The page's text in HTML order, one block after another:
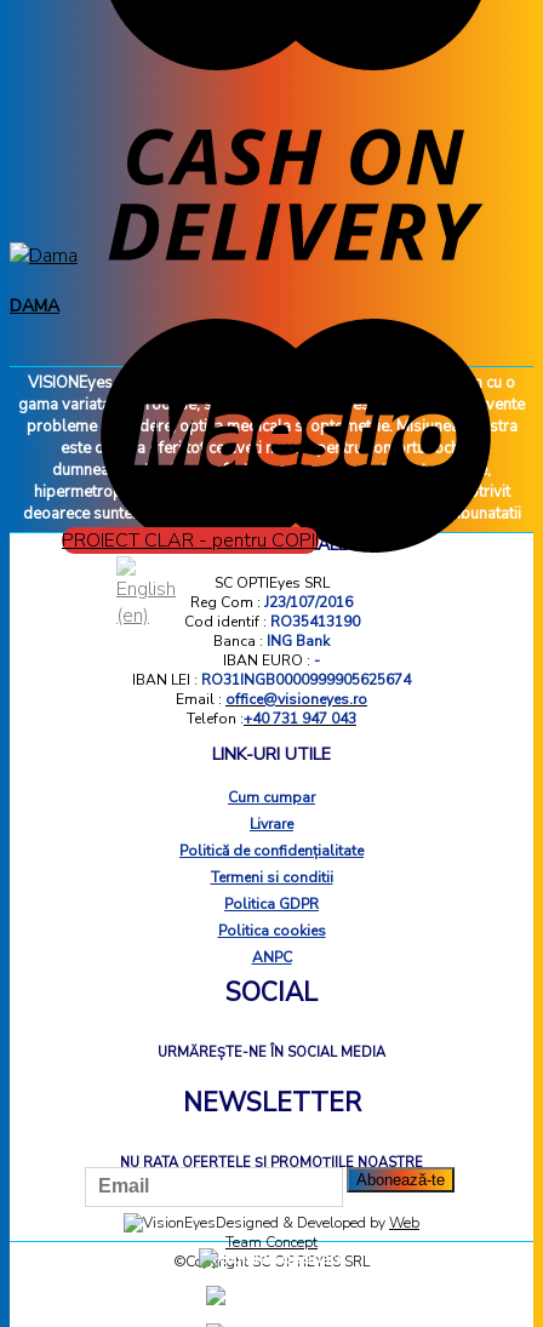
PROIECT CLAR - pentru COPII
DAMA
58 PRODUSE
VISIONEyes are o experienta in domeniul optici si va intampinam cu o
gama variata de produse, servicii si informatii despre cele mai frecvente
probleme de vedere, optica medicala si optometrie. Misiunea noastra
este de a va oferi tot ce aveti nevoie pentru confortul ochilor
dumneavoastra. Fie ca afectiunea dumneavoastra este miopie,
hipermetropie, astigmatism sau presbiopie ati ajuns in locul potrivit
deoarece suntem dispusi sa facem tot posibilul pentru a va imbunatatii
vederea si a va oferii confortul.
DATE COMERCIALE
SC OPTIEyes SRL
Reg Com : J23/107/2016
Cod identif : RO35413190
Banca : ING Bank
IBAN EURO : -
IBAN LEI : RO31INGB0000999905625674
Email : office@visioneyes.ro
Telefon :+40 731 947 043
LINK-URI UTILE
Cum cumpar
Livrare
Politică de confidențialitate
Termeni si conditii
Politica GDPR
Politica cookies
ANPC
SOCIAL
URMĂREȘTE-NE ÎN SOCIAL MEDIA
NEWSLETTER
NU RATA OFERTELE ȘI PROMOȚIILE NOASTRE
Designed & Developed byWeb
Team Concept
©Copyright SC OPTIEYES SRL